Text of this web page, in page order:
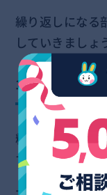
繰り返しになる
していきましょ
1.荷物の量
料金を決める1
す。